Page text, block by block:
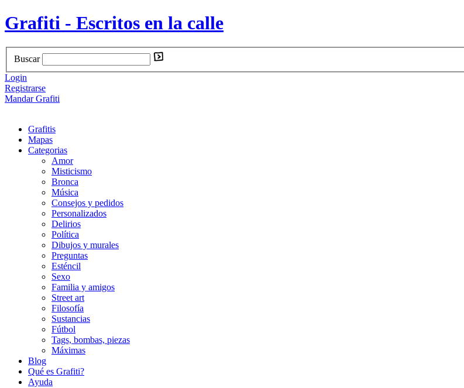
Grafiti - Escritos en la calle
Buscar
Login
Registrarse
Mandar Grafiti
Grafitis
Mapas
Categorias
Amor
Misticismo
Bronca
Música
Consejos y pedidos
Personalizados
Delirios
Política
Dibujos y murales
Preguntas
Esténcil
Sexo
Familia y amigos
Street art
Filosofía
Sustancias
Fútbol
Tags, bombas, piezas
Máximas
Blog
Qué es Grafiti?
Ayuda